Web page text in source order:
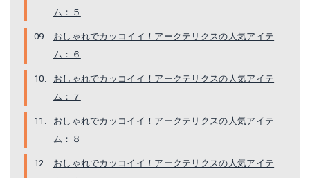
ム：５
おしゃれでカッコイイ！アークテリクスの人気アイテ
ム：６
おしゃれでカッコイイ！アークテリクスの人気アイテ
ム：７
おしゃれでカッコイイ！アークテリクスの人気アイテ
ム：８
おしゃれでカッコイイ！アークテリクスの人気アイテ